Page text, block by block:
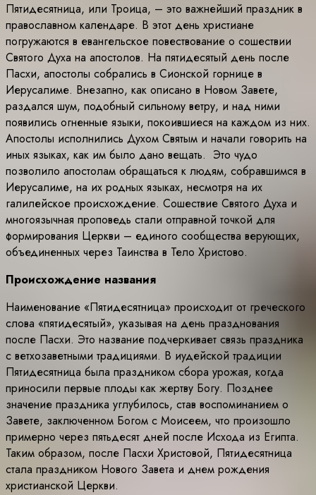
Пятидесятница, или Троица, – это важнейший праздник в
православном календаре. В этот день христиане
погружаются в евангельское повествование о сошествии
Святого Духа на апостолов. На пятидесятый день после
Пасхи, апостолы собрались в Сионской горнице в
Иерусалиме. Внезапно, как описано в Новом Завете,
раздался шум, подобный сильному ветру, и над ними
появились огненные языки, покоившиеся на каждом из них.
Апостолы исполнились Духом Святым и начали говорить на
иных языках, как им было дано вещать. Это чудо
позволило апостолам обращаться к людям, собравшимся в
Иерусалиме, на их родных языках, несмотря на их
галилейское происхождение. Сошествие Святого Духа и
многоязычная проповедь стали отправной точкой для
формирования Церкви – единого сообщества верующих,
объединенных через Таинства в Тело Христово.
Происхождение названия
Наименование «Пятидесятница» происходит от греческого
слова «пятидесятый», указывая на день празднования
после Пасхи. Это название подчеркивает связь праздника
с ветхозаветными традициями. В иудейской традиции
Пятидесятница была праздником сбора урожая, когда
приносили первые плоды как жертву Богу. Позднее
значение праздника углубилось, став воспоминанием о
Завете, заключенном Богом с Моисеем, что произошло
примерно через пятьдесят дней после Исхода из Египта.
Таким образом, после Пасхи Христовой, Пятидесятница
стала праздником Нового Завета и днем рождения
христианской Церкви.